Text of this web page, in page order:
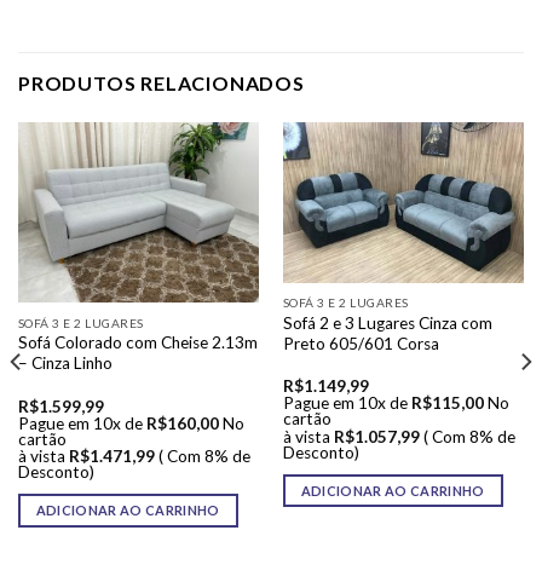
PRODUTOS RELACIONADOS
SOFÁ 3 E 2 LUGARES
Sofá Colorado com Cheise 2.13m
– Cinza Linho
R$1.599,99
Pague em 10x de R$160,00 No
cartão
à vista R$1.471,99 ( Com 8% de
Desconto)
ADICIONAR AO CARRINHO
SOFÁ 3 E 2 LUGARES
Sofá 2 e 3 Lugares Cinza com
Preto 605/601 Corsa
R$1.149,99
Pague em 10x de R$115,00 No
cartão
à vista R$1.057,99 ( Com 8% de
Desconto)
ADICIONAR AO CARRINHO